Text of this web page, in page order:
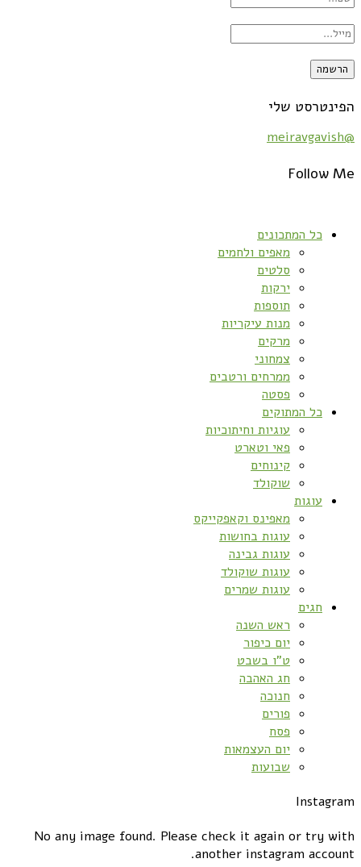
הפינטרסט שלי
@meiravgavish
Follow Me
כל המתכונים
מאפים ולחמים
סלטים
ירקות
תוספות
מנות עיקריות
מרקים
צמחוני
ממרחים ורטבים
פסטה
כל המתוקים
עוגיות וחיתוכיות
פאי וטארט
קינוחים
שוקולד
עוגות
מאפינס וקאפקייקס
עוגות בחושות
עוגות גבינה
עוגות שוקולד
עוגות שמרים
חגים
ראש השנה
יום כיפור
ט”ו בשבט
חג האהבה
חנוכה
פורים
פסח
יום העצמאות
שבועות
Instagram
No any image found. Please check it again or try with
another instagram account.